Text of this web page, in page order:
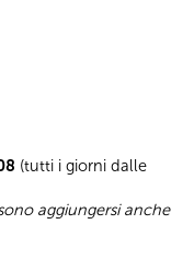
(tutti i giorni dalle
aggiungersi anche